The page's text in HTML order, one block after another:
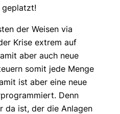
geplatzt!
der Weisen via
Krise extrem auf
aber auch neue
somit jede Menge
ist aber eine neue
Denn
da ist, der die Anlagen